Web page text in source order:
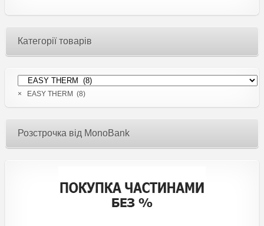
Категорії товарів
× EASY THERM (8)
Розстрочка від MonoBank